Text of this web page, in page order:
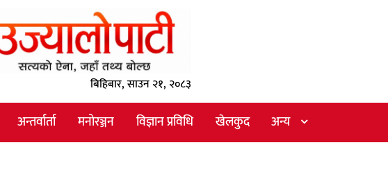
बिहिबार, साउन २१, २०८३
अन्तर्वार्ता मनोरञ्जन विज्ञान प्रविधि खेलकुद अन्य